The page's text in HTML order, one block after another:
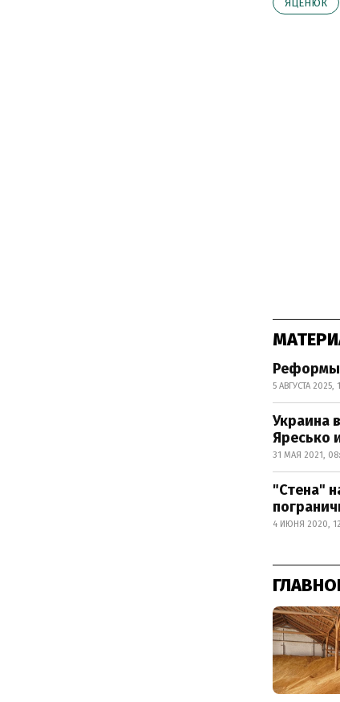
ЯЦЕНЮК
Реформы
5 АВГУСТА 2025,
Украина
Яресько
31 МАЯ 2021,
"Стена"
4 ИЮНЯ 2020,